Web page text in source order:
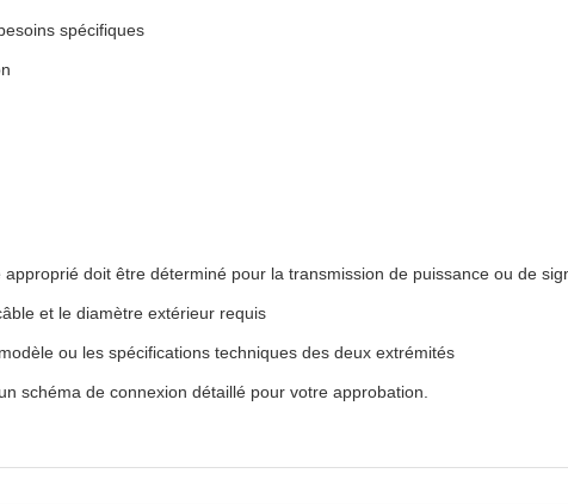
spécifiques
doit être déterminé pour la transmission de puissance ou de
et le diamètre extérieur requis
ou les spécifications techniques des deux extrémités
schéma de connexion détaillé pour votre approbation.